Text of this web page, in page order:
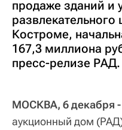
продаже зданий и
развлекательного
Костроме,
167,3 миллиона
пресс-релизе РАД.
МОСКВА, 6 декабря
аукционный дом